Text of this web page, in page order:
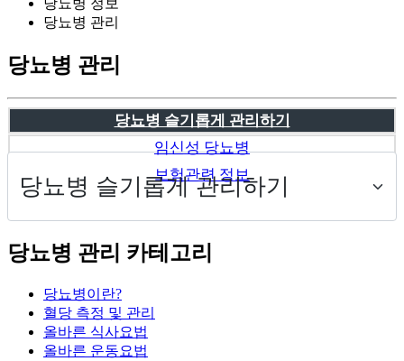
당뇨병 관리
당뇨병 관리
당뇨병 슬기롭게 관리하기
임신성 당뇨병
보험관련 정보
당뇨병 관리 카테고리
당뇨병이란?
혈당 측정 및 관리
올바른 식사요법
올바른 운동요법